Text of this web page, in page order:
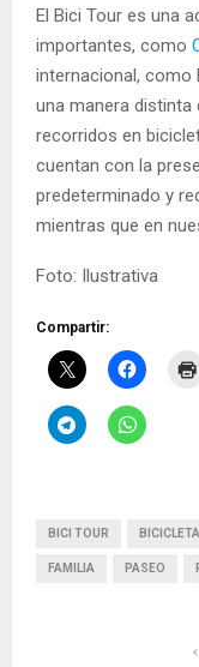
El Bici Tour es una
importantes, como
internacional, como
una manera
recorridos en
cuentan con la
predeterminado y
mientras que en
Foto: Ilustrativa
Compartir:
BICI TOUR
FAMILIA PASEO